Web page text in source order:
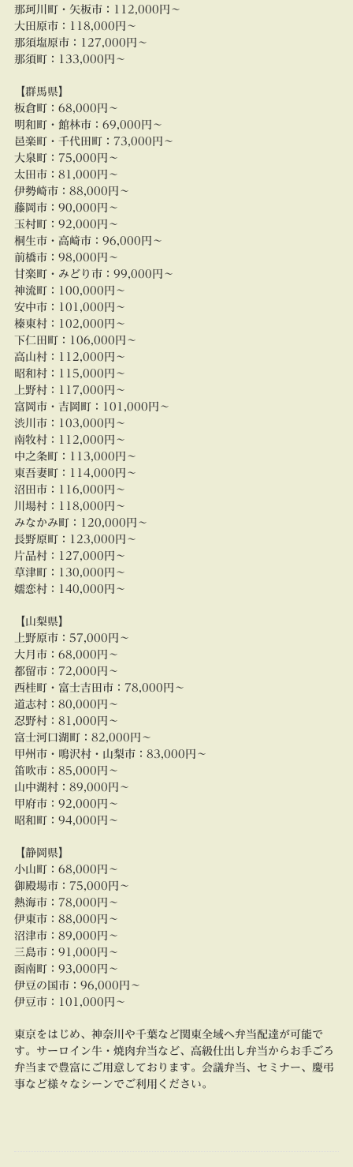
那珂川町・矢板市：
112,000円～
大田原市：
118,000円～
那須塩原市：
127,000円～
那須町： 133,000円～
【群馬県】
板倉町： 68,000円～
明和町・館林市： 69,000円～
邑楽町・千代田町： 73,000円～
大泉町： 75,000円～
太田市： 81 ,000円～
伊勢崎市： 88,000円～
藤岡市： 90,000円～
玉村町： 92,000円～
桐生市・高崎市： 96,000円～
前橋市： 98,000円～
甘楽町・みどり市： 99,000円～
神流町：
100,000円～
安中市：
101 ,000円～
榛東村：
102,000円～
下仁田町：
106,000円～
高山村：
112,000円～
昭和村：
115,000円～
上野村：
117,000円～
富岡市・吉岡町：
101,000円～
渋川市：
103,000円～
南牧村：
112,000円～
中之条町：
113,000円～
東吾妻町：
114,000円～
沼田市：
116,000円～
川場村：
118,000円～
みなかみ町：
120,000円～
長野原町：
123,000円～
片品村：
127,000円～
草津町：
130,000円～
嬬恋村：
140,000円～
【山梨県】
上野原市： 57,000円～
大月市： 68,000円～
都留市： 72,000円～
西桂町・富士吉田市： 78,000円～
道志村： 80,000円～
忍野村： 81,000円～
富士河口湖町： 82,000円～
甲州市・鳴沢村・山梨市： 83,000円～
笛吹市： 85,000円～
山中湖村： 89,000円～
甲府市： 92,000円～
昭和町： 94,000円～
【静岡県】
小山町： 68,000円～
御殿場市： 75,000円～
熱海市： 78,000円～
伊東市： 88,000円～
沼津市： 89,000円～
三島市： 91,000円～
函南町： 93,000円～
伊豆の国市： 96,000円～
伊豆市：
101,000円～
東京をはじめ、神奈川や千葉など関東全域へ弁当配達が可能で
す。サーロイン牛・焼肉弁当など、高級仕出し弁当からお手ごろ
弁当まで豊富にご用意しております。会議弁当、セミナー、慶弔
事など様々なシーンでご利用ください。